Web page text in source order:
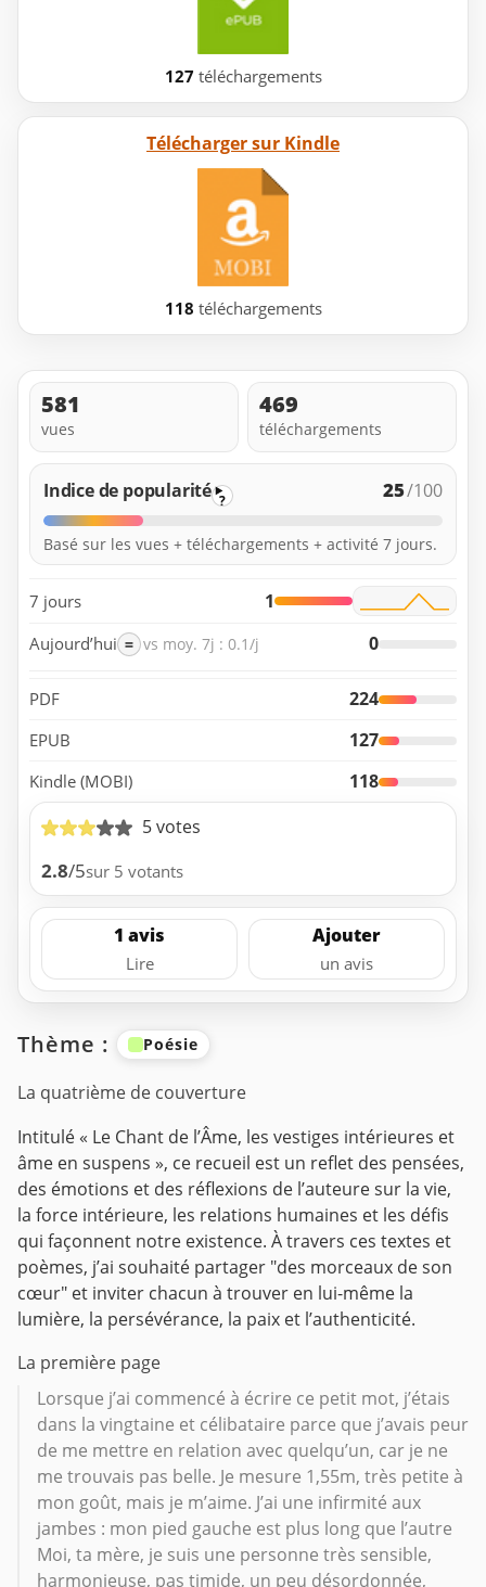
127 téléchargements
Télécharger sur Kindle
118 téléchargements
581
vues
469
téléchargements
Indice de popularité ? 25/100
Basé sur les vues + téléchargements + activité 7 jours.
7 jours 1
Aujourd’hui = vs moy. 7j : 0.1/j 0
PDF 224
EPUB 127
Kindle (MOBI)
118
5 votes
2.8/5sur 5 votants
1 avis
Lire
Ajouter
un avis
Thème : Poésie
La quatrième de couverture
Intitulé « Le Chant de l’Âme, les vestiges intérieures et
âme en suspens », ce recueil est un reflet des pensées,
des émotions et des réflexions de l’auteure sur la vie,
la force intérieure, les relations humaines et les défis
qui façonnent notre existence. À travers ces textes et
poèmes, j’ai souhaité partager "des morceaux de son
cœur" et inviter chacun à trouver en lui-même la
lumière, la persévérance, la paix et l’authenticité.
La première page
Lorsque j’ai commencé à écrire ce petit mot, j’étais
dans la vingtaine et célibataire parce que j’avais peur
de me mettre en relation avec quelqu’un, car je ne
me trouvais pas belle. Je mesure 1,55m, très petite à
mon goût, mais je m’aime. J’ai une infirmité aux
jambes : mon pied gauche est plus long que l’autre
Moi, ta mère, je suis une personne très sensible,
harmonieuse, pas timide, un peu désordonnée,